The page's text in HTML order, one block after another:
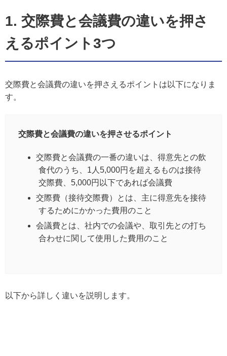
1. 交際費と会議費の違いを押さ
えるポイント3つ
交際費と会議費の違いを押さえるポイントは以下になりま
す。
交際費と会議費の違いを押させるポイント
交際費と会議費の一番の違いは、得意先との飲
食代のうち、1人5,000円を超えるものは接待
交際費、5,000円以下であれば会議費
交際費（接待交際費）とは、主に得意先を接待
するためにかかった費用のこと
会議費とは、社内での会議や、取引先との打ち
合わせに関して使用した費用のこと
以下から詳しく違いを説明します。